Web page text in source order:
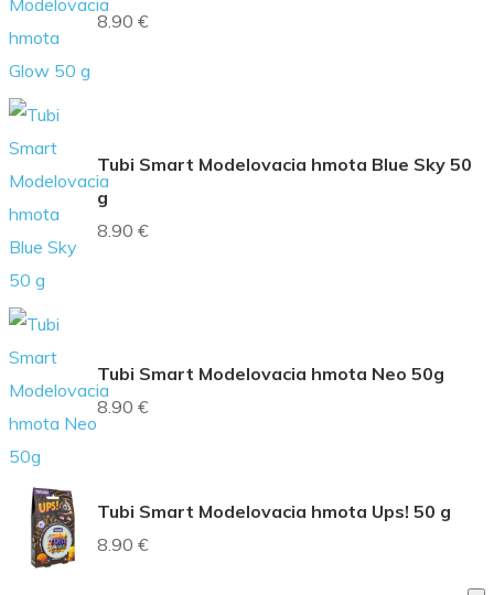
8.90 €
Tubi Smart Modelovacia hmota Blue Sky 50
g
8.90 €
Tubi Smart Modelovacia hmota Neo 50g
8.90 €
Tubi Smart Modelovacia hmota Ups! 50 g
8.90 €